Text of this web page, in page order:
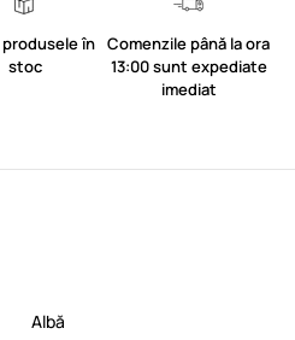
în
stoc
Comenzile până la ora
13:00 sunt expediate
imediat
Albă